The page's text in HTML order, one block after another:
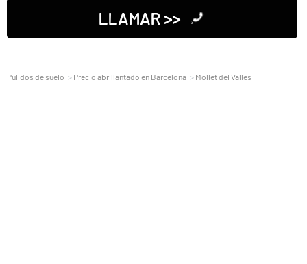
LLAMAR >>
Pulidos de suelo Precio abrillantado en Barcelona Mollet del Vallès